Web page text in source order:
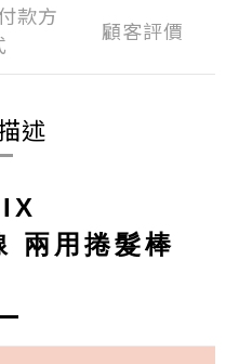
款方
顧客評價
述
兩用捲髮棒